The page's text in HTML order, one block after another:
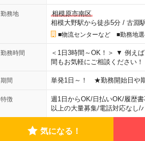
勤務地
相模原市南区
相模大野駅から徒歩5分/ 古淵
■物流センターなど ■勤務地選
勤務時間
＜1日3時間～OK！＞ ▼ 例え
間もお気軽にご相談ください！
期間 単発1日～！ ★勤務開始日や
特徴 週1日からOK/日払いOK/履歴
以上の大量募集/電話対応なし/
気になる！